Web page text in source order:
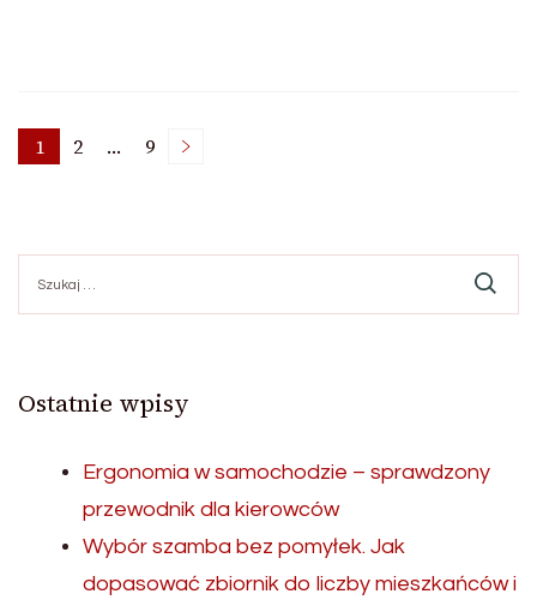
Stronicowanie
wpisów
Strona
1 Strona
2 … Strona
9
Ostatnie wpisy
Ergonomia w samochodzie – sprawdzony
przewodnik dla kierowców
Wybór szamba bez pomyłek. Jak
dopasować zbiornik do liczby mieszkańców i